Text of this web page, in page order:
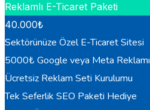
Reklamlı E-Ticaret Paketi
40.000₺
Sektörünüze Özel E-Ticaret Sitesi
5000₺ Google veya Meta Reklamı
Ücretsiz Reklam Seti Kurulumu
Tek Seferlik SEO Paketi Hediye